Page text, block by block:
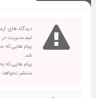
دیدگاه های
تیم مدیریت
پیام هایی که
شد.
پیام هایی که
منتشر